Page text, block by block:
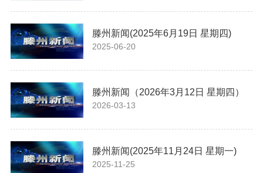
滕州新闻(2025年6月19日 星期四)
2025-06-20
滕州新闻（2026年3月12日 星期四）
2026-03-13
滕州新闻(2025年11月24日 星期一)
2025-11-25